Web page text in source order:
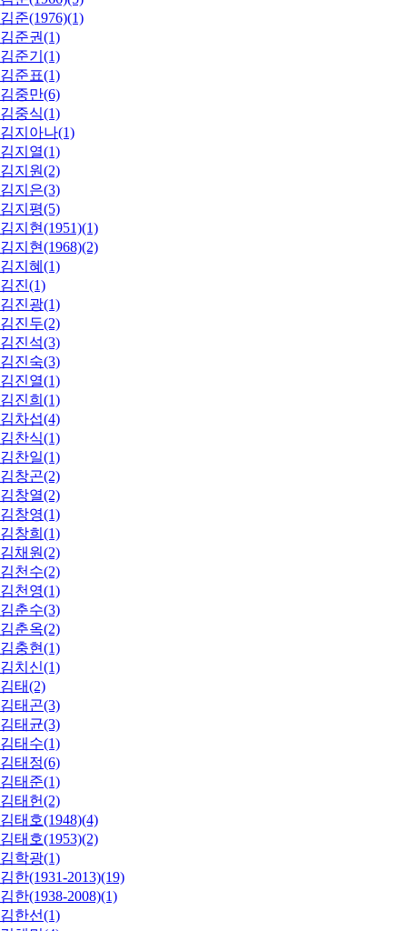
김준(1976)(1)
김준권(1)
김준기(1)
김준표(1)
김중만(6)
김중식(1)
김지아나(1)
김지열(1)
김지원(2)
김지은(3)
김지평(5)
김지현(1951)(1)
김지현(1968)(2)
김지혜(1)
김진(1)
김진광(1)
김진두(2)
김진석(3)
김진숙(3)
김진열(1)
김진희(1)
김차섭(4)
김찬식(1)
김찬일(1)
김창곤(2)
김창열(2)
김창영(1)
김창희(1)
김채원(2)
김천수(2)
김천영(1)
김춘수(3)
김춘옥(2)
김충현(1)
김치신(1)
김태(2)
김태곤(3)
김태균(3)
김태수(1)
김태정(6)
김태준(1)
김태헌(2)
김태호(1948)(4)
김태호(1953)(2)
김학광(1)
김한(1931-2013)(19)
김한(1938-2008)(1)
김한선(1)